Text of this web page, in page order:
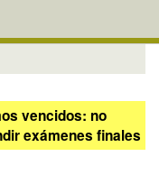
vencidos: no
exámenes finales